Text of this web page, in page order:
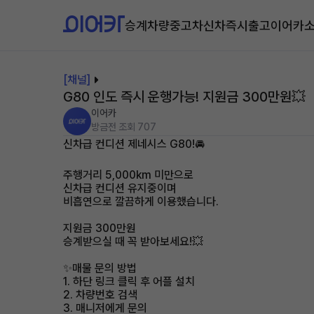
승계차량중고차신차즉시출고이어카
[채널]
G80 인도 즉시 운행가능! 지원금 300만원💥
이어카
방금전 조회 707
신차급 컨디션 제네시스 G80!🚘
주행거리 5,000km 미만으로
신차급 컨디션 유지중이며
비흡연으로 깔끔하게 이용했습니다.
지원금 300만원
승계받으실 때 꼭 받아보세요!💥
✨매물 문의 방법
1. 하단 링크 클릭 후 어플 설치
2. 차량번호 검색
3. 매니저에게 문의